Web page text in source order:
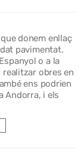
donem enllaç
pavimentat.
o a la
obres en
ens podrien
Andorra, i els